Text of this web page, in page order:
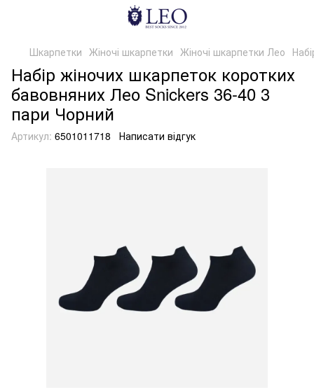
Шкарпетки Жіночі шкарпетки Жіночі шкарпетки Лео
Набір жіночих шкарпеток коротких
бавовняних Лео Snickers 36-40 3
пари Чорний
Артикул: 6501011718 Написати відгук